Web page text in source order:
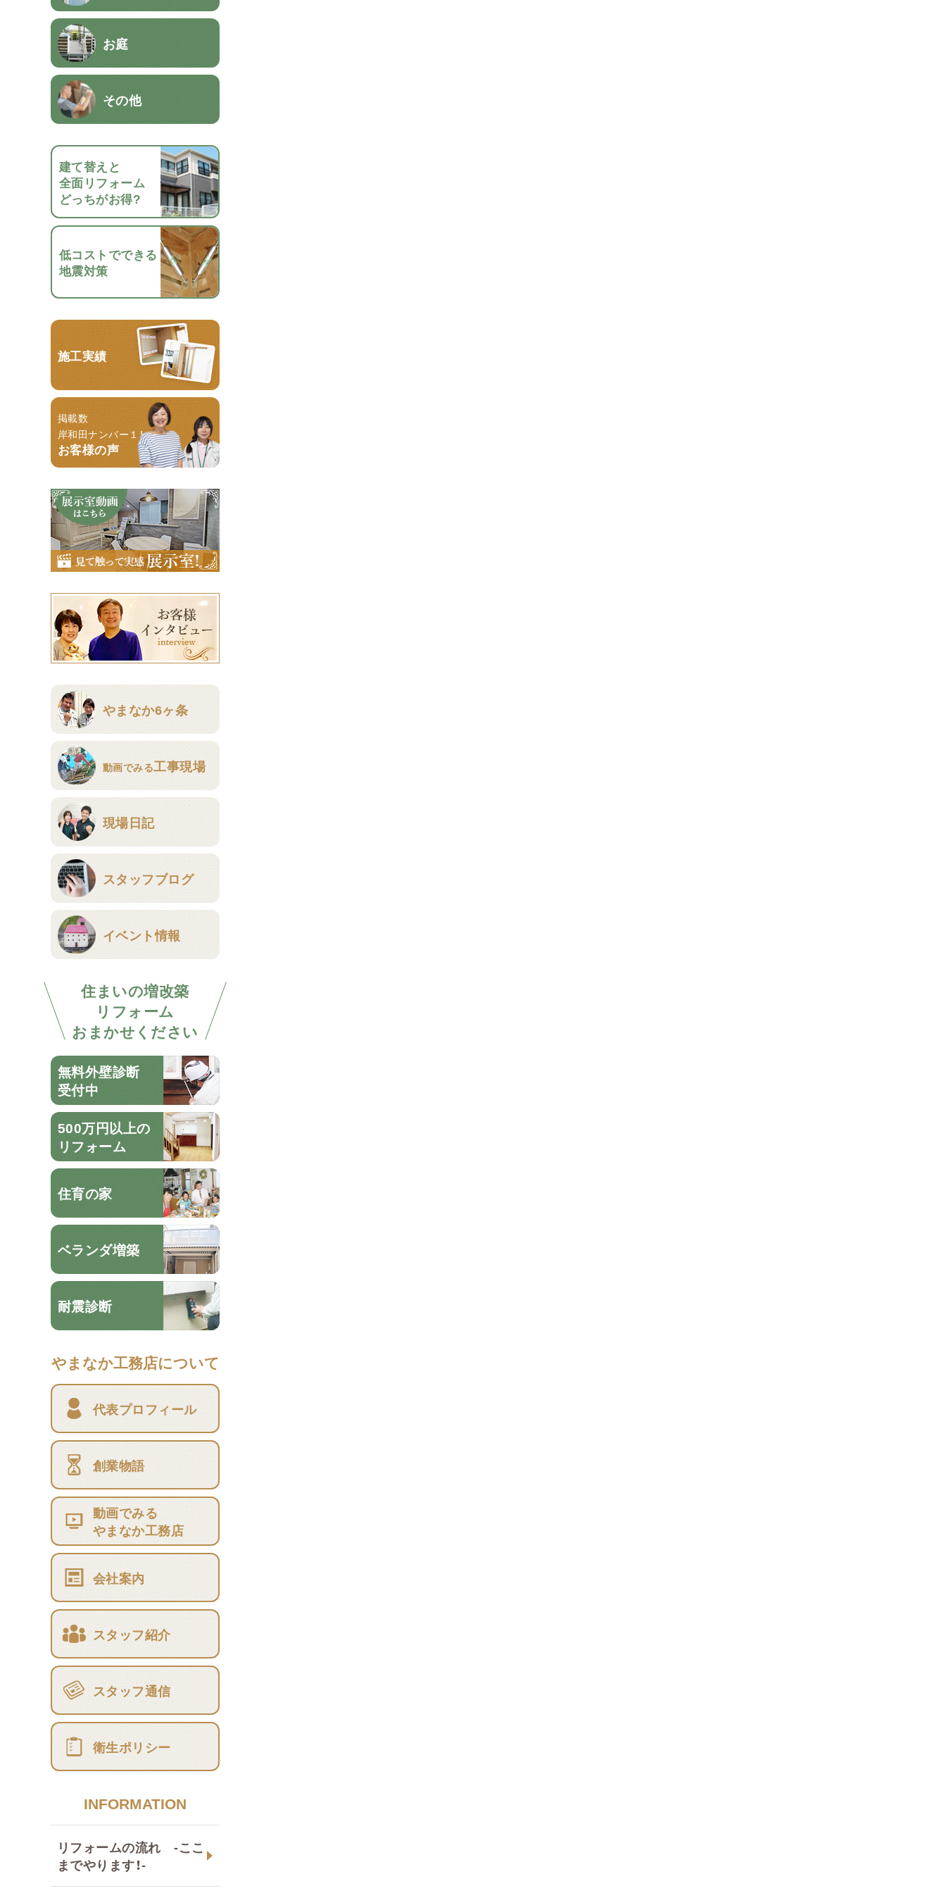
お庭
その他
建て替えと
全面リフォーム
どっちがお得?
低コストでできる
地震対策
施工実績
掲載数
岸和田ナンバー１！
お客様の声
やまなか6ヶ条
動画でみる工事現場
現場日記
スタッフブログ
イベント情報
住まいの増改築
リフォーム
おまかせください
無料外壁診断
受付中
500万円以上の
リフォーム
住育の家
ベランダ増築
耐震診断
やまなか工務店について
代表プロフィール
創業物語
動画でみる
やまなか工務店
会社案内
スタッフ紹介
スタッフ通信
衛生ポリシー
INFORMATION
リフォームの流れ -ここ
までやります！-